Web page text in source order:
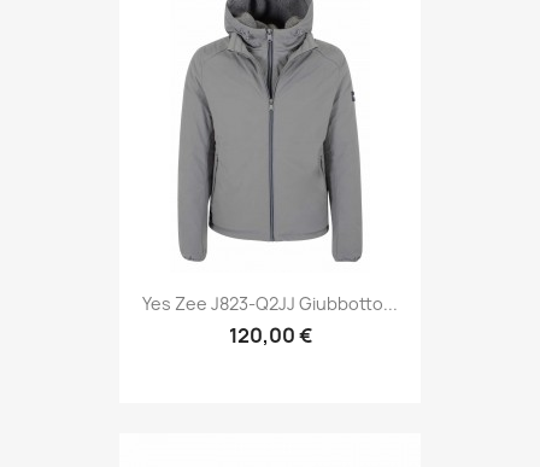
Yes Zee J823-Q2JJ Giubbotto...
120,00 €